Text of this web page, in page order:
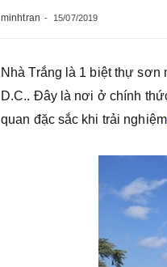
minhtran 15/07/2019
Nhà Trắng là 1 biệt thự sơn
D.C.. Đây là nơi ở chính
quan đặc sắc khi trải nghiệm